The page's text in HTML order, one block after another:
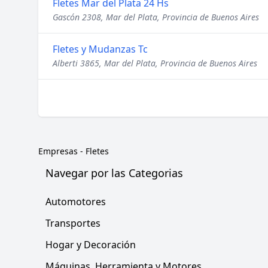
Fletes Mar del Plata 24 Hs
Gascón 2308, Mar del Plata, Provincia de Buenos Aires
Fletes y Mudanzas Tc
Alberti 3865, Mar del Plata, Provincia de Buenos Aires
Empresas - Fletes
Navegar por las Categorias
Automotores
Transportes
Hogar y Decoración